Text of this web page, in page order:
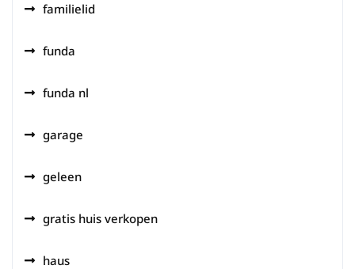
familielid
funda
funda nl
garage
geleen
gratis huis verkopen
haus